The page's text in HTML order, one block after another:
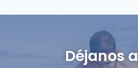
Déjanos